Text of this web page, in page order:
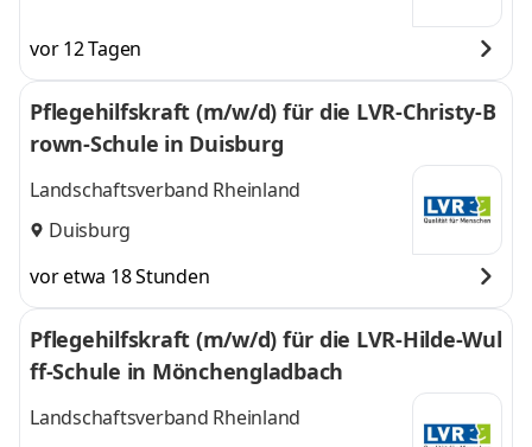
vor 12 Tagen
Pflegehilfskraft (m/w/d) für die LVR-Christy-B
rown-Schule in Duisburg
Landschaftsverband Rheinland
Duisburg
vor etwa 18 Stunden
Pflegehilfskraft (m/w/d) für die LVR-Hilde-Wul
ff-Schule in Mönchengladbach
Landschaftsverband Rheinland